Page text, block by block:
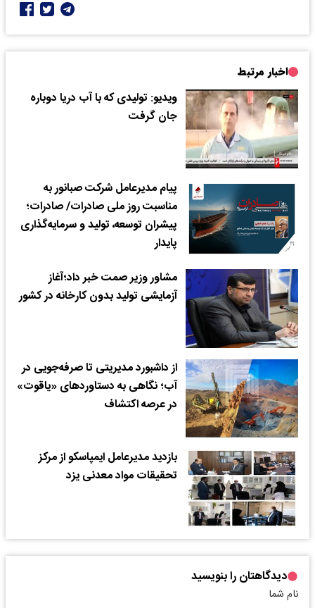
اخبار مرتبط
ویدیو: تولیدی که با آب دریا دوباره
جان گرفت
پیام مدیرعامل شرکت صبانور به
مناسبت روز ملی صادرات/ صادرات؛
پیشران توسعه، تولید و سرمایه‌گذاری
پایدار
مشاور وزیر صمت خبر داد؛آغاز
آزمایشی تولید بدون کارخانه در کشور
از داشبورد مدیریتی تا صرفه‌جویی در
آب؛ نگاهی به دستاوردهای «یاقوت»
در عرصه اکتشاف
بازدید مدیرعامل ایمپاسکو از مرکز
تحقیقات مواد معدنی یزد
دیدگاهتان را بنویسید
نام شما